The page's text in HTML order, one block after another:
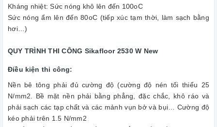
Kháng nhiệt: Sức nóng khô lên đến 100oC
Sức nóng ẩm lên đến 80oC (tiếp xúc tạm thời, làm sạch bằng
hơi…)
QUY TRÌNH THI CÔNG Sikafloor 2530 W New
Điều kiện thi công:
Nền bê tông phải đủ cường độ (cường độ nén tối thiểu 25
N/mm2. Bề mặt nền phải bằng phẳng, đặc chắc, khô ráo và
phải sạch các tạp chất và các mảnh vụn bở và bụi… Cường độ
kéo phải trên 1.5 N/mm2